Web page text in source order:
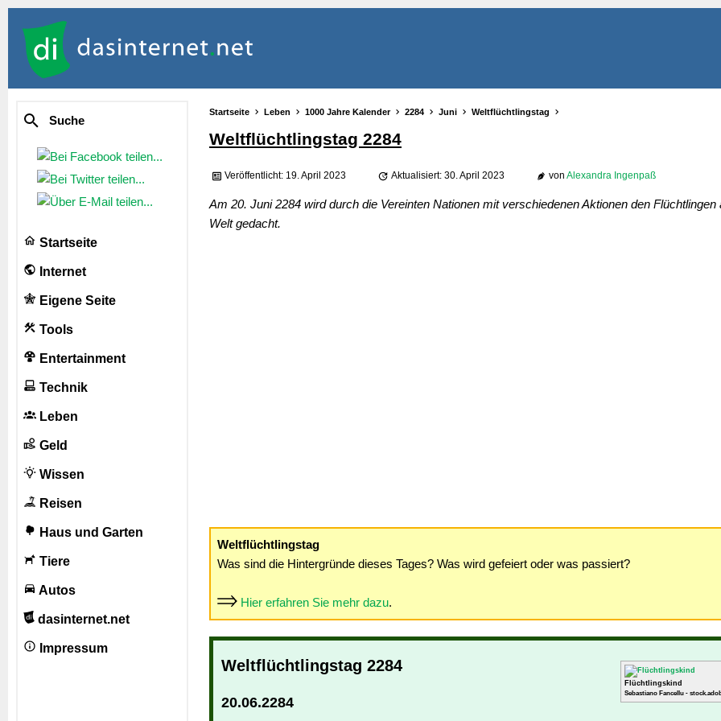
Suche
Startseite
Internet
Eigene Seite
Tools
Entertainment
Technik
Leben
Geld
Wissen
Reisen
Haus und Garten
Tiere
Autos
dasinternet.net
Impressum
Startseite Leben 1000 Jahre Kalender 2284 Juni Weltflüchtlingstag
Weltflüchtlingstag 2284
Veröffentlicht: 19. April 2023 Aktualisiert: 30. April 2023 von Alexandra Ingenpaß
Am 20. Juni 2284 wird durch die Vereinten Nationen mit verschiedenen Aktionen den Flüchtlingen
Welt gedacht.
Weltflüchtlingstag
Was sind die Hintergründe dieses Tages? Was wird gefeiert oder was passiert?
Hier erfahren Sie mehr dazu.
Flüchtlingskind
Sebastiano Fancellu -
Weltflüchtlingstag 2284
20.06.2284